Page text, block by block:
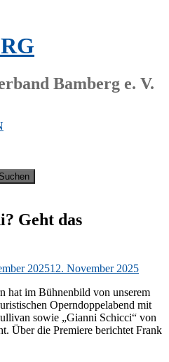
Bamberg e. V.
Geht das
202512. November 2025
hat im Büh­nen­bild von un­se­rem
Opern­dop­pel­abend mit
so­wie „Gi­an­ni Schic­ci“ von
Über die Pre­mie­re be­rich­tet Frank